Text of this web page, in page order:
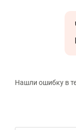
Нашли ошибку в